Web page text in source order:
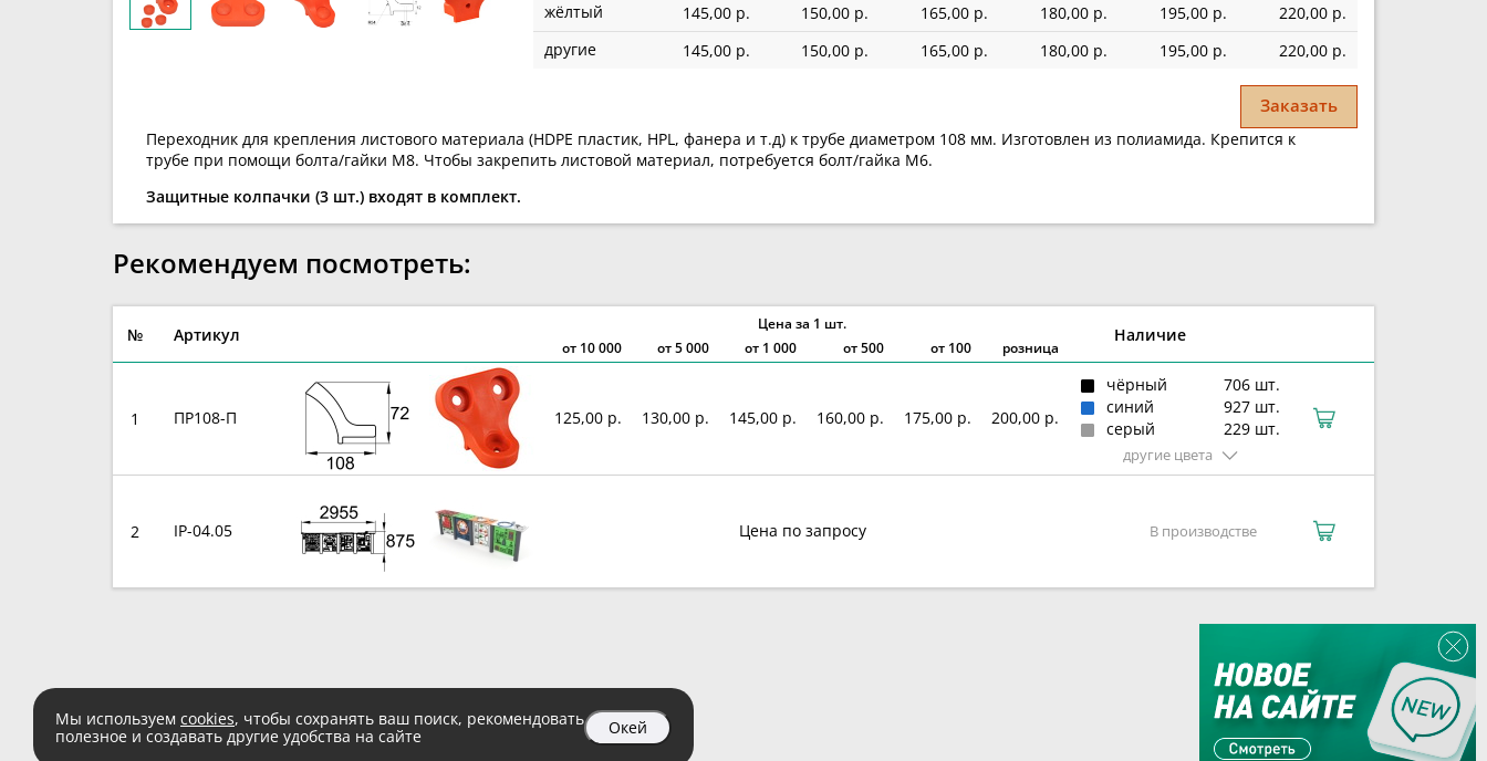
жёлтый
145,00 р. 150,00 р. 165,00 р. 180,00 р. 195,00 р.
220,00 р.
другие
145,00 р. 150,00 р. 165,00 р. 180,00 р. 195,00 р. 220,00 р.
Заказать
Переходник для крепления листового материала (HDPE пластик, HPL, фанера и т.д) к трубе диаметром 108 мм. Изготовлен из полиамида. Крепится к
трубе при помощи болта/гайки М8. Чтобы закрепить листовой материал, потребуется болт/гайка М6.
Защитные колпачки (3 шт.) входят в комплект.
Рекомендуем посмотреть:
№ Артикул
Цена за 1 шт.
Наличие
от 10 000 от5 000 от 1 000 от 500 от 100 розница
1 ПР108-П 125,00 р. 130,00 р. 145,00 р. 160,00 р. 175,00 р. 200,00 р.
чёрный
706 шт.
синий
927 шт.
серый
229 шт.
другие цвета
2 IP-04.05 Цена по запросу В производстве
Мы используем cookies, чтобы сохранять ваш поиск, рекомендовать
полезное и создавать другие удобства на сайте
Окей